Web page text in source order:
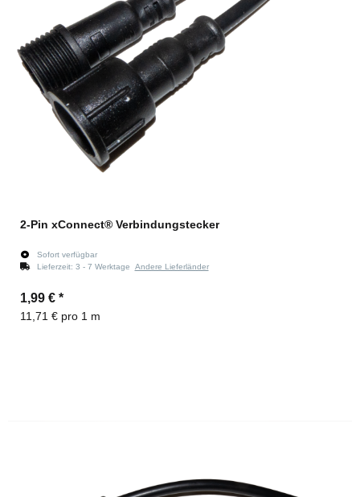
2-Pin xConnect® Verbindungstecker
Sofort verfügbar
Lieferzeit: 3 - 7 Werktage Andere Lieferländer
1,99 € *
11,71 € pro 1 m